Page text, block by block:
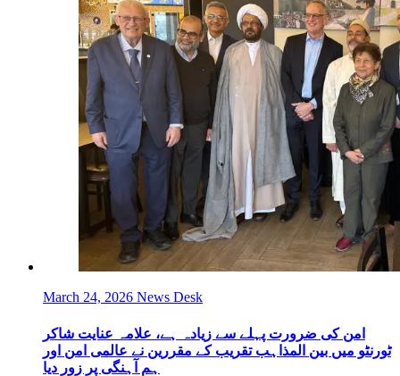
March 24, 2026 News Desk
امن کی ضرورت پہلے سے زیادہ ہے، علامہ عنایت شاکر
ٹورنٹو میں بین المذاہب تقریب کے مقررین نے عالمی امن اور
ہم آہنگی پر زور دیا